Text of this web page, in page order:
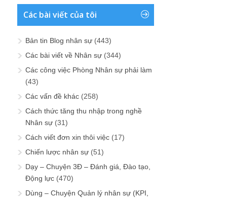
Các bài viết của tôi
Bản tin Blog nhân sự (443)
Các bài viết về Nhân sự (344)
Các công việc Phòng Nhân sự phải làm
(43)
Các vấn đề khác (258)
Cách thức tăng thu nhập trong nghề
Nhân sự (31)
Cách viết đơn xin thôi việc (17)
Chiến lược nhân sự (51)
Dạy – Chuyện 3Đ – Đánh giá, Đào tạo,
Động lực (470)
Dùng – Chuyện Quản lý nhân sự (KPI,